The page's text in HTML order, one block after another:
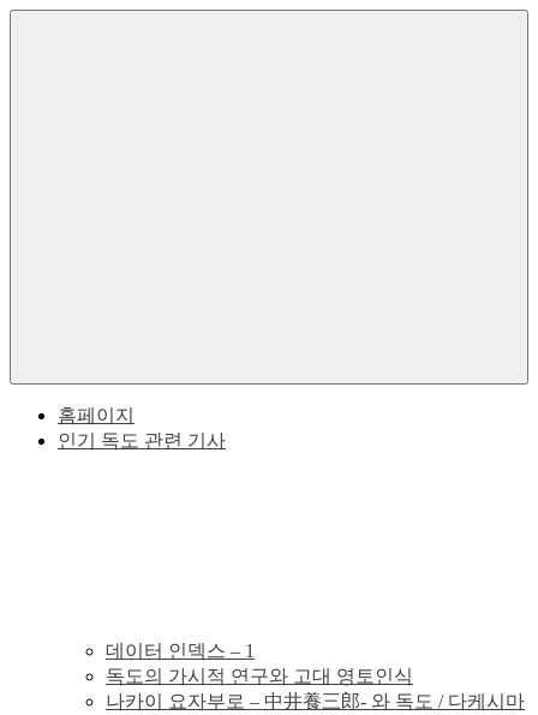
Skip
본
홈페이지
인기 독도 관련 기사
데이터 인덱스 – 1
독도의 가시적 연구와 고대 영토인식
나카이 요자부로 – 中井養三郎- 와 독도 / 다케시마